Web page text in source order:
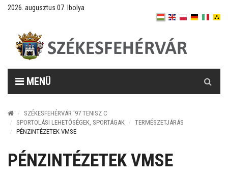
2026. augusztus 07. Ibolya
MENÜ
SZÉKESFEHÉRVÁR '97 TENISZ C
SPORTOLÁSI LEHETŐSÉGEK, SPORTÁGAK
TERMÉSZETJÁRÁS
PÉNZINTÉZETEK VMSE
PÉNZINTÉZETEK VMSE